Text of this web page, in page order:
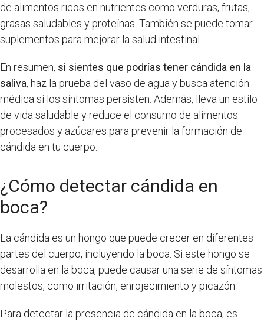
de alimentos ricos en nutrientes como verduras, frutas,
grasas saludables y proteínas. También se puede tomar
suplementos para mejorar la salud intestinal.
En resumen, si sientes que podrías tener cándida en la
saliva, haz la prueba del vaso de agua y busca atención
médica si los síntomas persisten. Además, lleva un estilo
de vida saludable y reduce el consumo de alimentos
procesados y azúcares para prevenir la formación de
cándida en tu cuerpo.
¿Cómo detectar cándida en
boca?
La cándida es un hongo que puede crecer en diferentes
partes del cuerpo, incluyendo la boca. Si este hongo se
desarrolla en la boca, puede causar una serie de síntomas
molestos, como irritación, enrojecimiento y picazón.
Para detectar la presencia de cándida en la boca, es